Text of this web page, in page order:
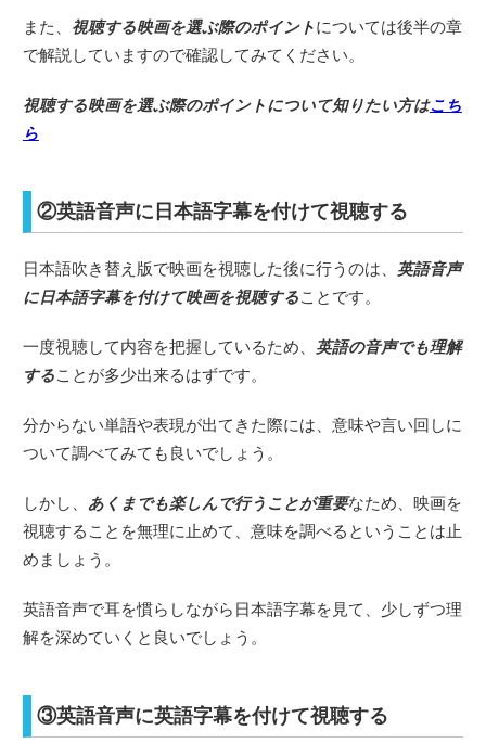
また、 視聴する映画を選ぶ際のポイントについては後半の章
で解説していますので確認してみてください。
視聴する映画を選ぶ際のポイントについて知りたい方はこち
ら
②英語音声に日本語字幕を付けて視聴する
日本語吹き替え版で映画を視聴した後に行うのは、 英語音声
に日本語字幕を付けて映画を視聴することです。
一度視聴して内容を把握しているため、 英語の音声でも理解
することが多少出来るはずです。
分からない単語や表現が出てきた際には、意味や言い回しに
ついて調べてみても良いでしょう。
しかし、 あくまでも楽しんで行うことが重要なため、映画を
視聴することを無理に止めて、意味を調べるということは止
めましょう。
英語音声で耳を慣らしながら日本語字幕を見て、少しずつ理
解を深めていくと良いでしょう。
③英語音声に英語字幕を付けて視聴する